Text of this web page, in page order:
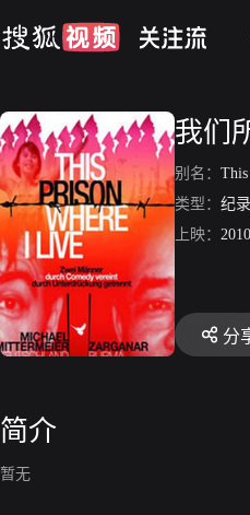
我们
别名：
类型： 纪
上映：
分
简介
暂无